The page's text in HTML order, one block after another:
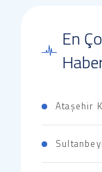
En
Ataşehir